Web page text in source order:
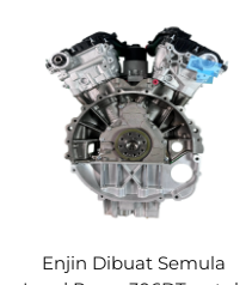
Enjin Dibuat Semula